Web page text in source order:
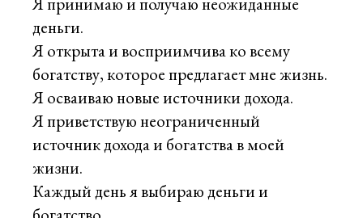
деньги.
Я открыта и восприимчива ко всему
богатству, которое предлагает мне жизнь.
Я осваиваю новые источники дохода.
Я приветствую неограниченный
источник дохода и богатства в моей
жизни.
Каждый день я выбираю деньги и